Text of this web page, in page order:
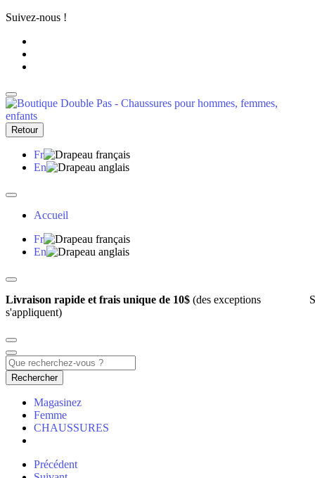
Suivez-nous !
Retour
Fr
En
Accueil
Fr
En
Livraison rapide et frais unique de 10$ (des exceptions
s'appliquent)
Rechercher
Magasinez
Femme
CHAUSSURES
Précédent